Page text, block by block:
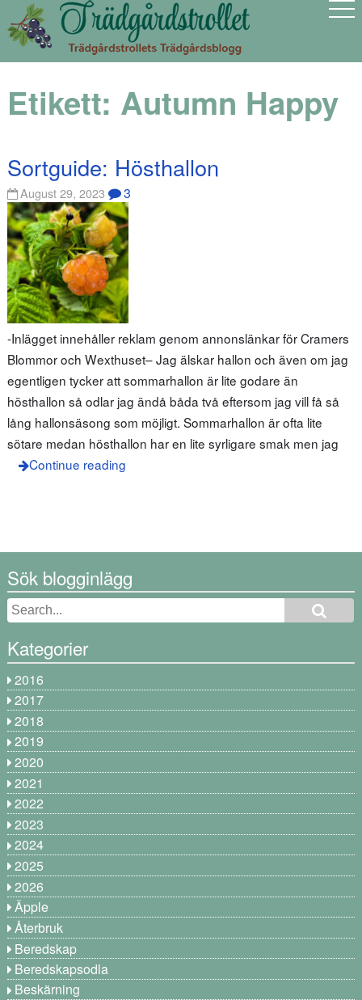
Etikett: Autumn Happy
Sortguide: Hösthallon
August 29, 2023 3
-Inlägget innehåller reklam genom annonslänkar för Cramers
Blommor och Wexthuset– Jag älskar hallon och även om jag
egentligen tycker att sommarhallon är lite godare än
hösthallon så odlar jag ändå båda två eftersom jag vill få så
lång hallonsäsong som möjligt. Sommarhallon är ofta lite
sötare medan hösthallon har en lite syrligare smak men jag
Continue reading
Sök blogginlägg
Kategorier
2016
2017
2018
2019
2020
2021
2022
2023
2024
2025
2026
Äpple
Återbruk
Beredskap
Beredskapsodla
Beskärning